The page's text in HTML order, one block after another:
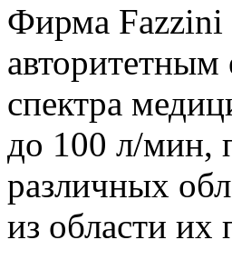
Фирма Fazzini
спектра
до 100 л/мин,
различных
из области